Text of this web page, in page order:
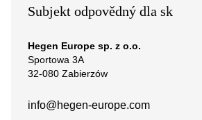
Subjekt odpovědný dla sk
Hegen Europe sp. z o.o.
Sportowa 3A
32-080 Zabierzów
info@hegen-europe.com